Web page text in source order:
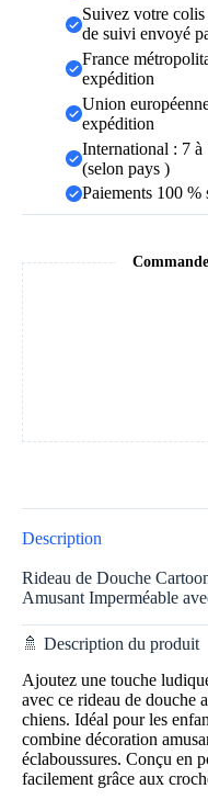
Suivez votre colis
de suivi envoyé
France
expédition
Union
expédition
International : 7 à
(selon pays )
Paiements 100 %
Description
Rideau de Douche
Amusant Imperméable
🚿 Description du produit
Ajoutez une touche
avec ce rideau de douche
chiens. Idéal pour les
combine décoration
éclaboussures. Conçu en
facilement grâce aux